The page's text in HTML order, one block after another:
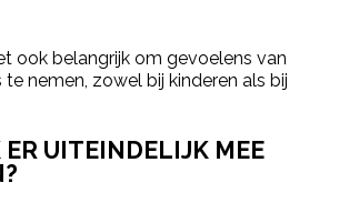
ook belangrijk om gevoelens van
nemen, zowel bij kinderen als bij
ER UITEINDELIJK MEE